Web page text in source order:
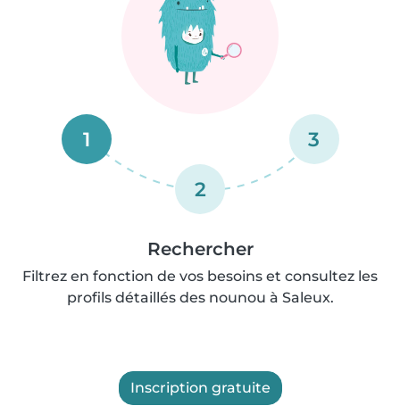
1
2
3
Rechercher
Filtrez en fonction de vos besoins et consultez les
profils détaillés des nounou à Saleux.
Inscription gratuite